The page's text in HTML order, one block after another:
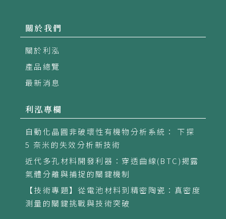
關於我們
關於利泓
產品總覽
最新消息
利泓專欄
自動化晶圓非破壞性有機物分析系統： 下探
5 奈米的失效分析新技術
近代多孔材料開發利器：穿透曲線(BTC)揭露
氣體分離與捕捉的關鍵機制
【技術專題】從電池材料到精密陶瓷：真密度
測量的關鍵挑戰與技術突破